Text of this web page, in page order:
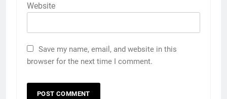
Website
Save my name, email, and website in this
browser for the next time I comment.